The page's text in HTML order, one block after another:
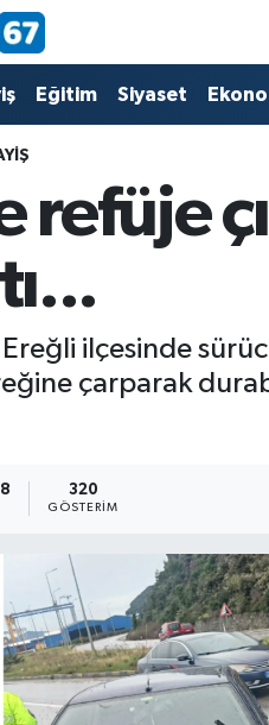
Eğitim Siyaset
refüje
ilçesinde
çarparak
320
GÖSTERIM